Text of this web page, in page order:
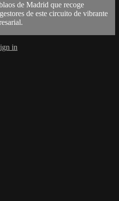
de Madrid que recoge
de este circuito de vibrante
in